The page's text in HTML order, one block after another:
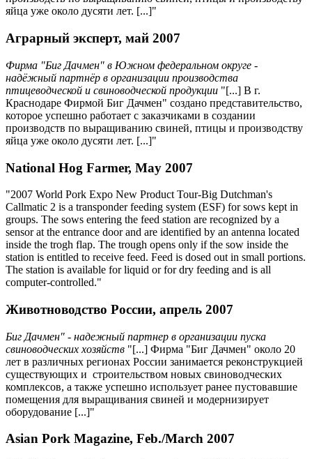
яйца уже около дусяти лет. [...]"
Аграрный эксперт, май 2007
Фирма "Биг Дачмен" в Южном федеральном округе -
надёжный партнёр в организации производства
птицеводческой и свиноводческой продукции "[...] В г.
Краснодаре Фирмой Биг Дачмен" создано представительство,
которое успешно работает с заказчиками в создании
производств по выращиванию свиней, птицы и производству
яйца уже около дусяти лет. [...]"
National Hog Farmer, May 2007
"2007 World Pork Expo New Product Tour-Big Dutchman's
Callmatic 2 is a transponder feeding system (ESF) for sows kept in
groups. The sows entering the feed station are recognized by a
sensor at the entrance door and are identified by an antenna located
inside the trogh flap. The trough opens only if the sow inside the
station is entitled to receive feed. Feed is dosed out in small portions.
The station is available for liquid or for dry feeding and is all
computer-controlled."
Животноводство России, апрель 2007
Биг Дачмен" - надежный партнер в организации пуска
свиноводческих хозяйств "[...] Фирма "Биг Дачмен" около 20
лет в различных регионах России занимается реконструкцией
существующих и строительством новых свиноводческих
комплексов, а также успешно использует ранее пустовавшие
помещения для выращивания свиней и модернизирует
оборудование [...]"
Asian Pork Magazine, Feb./March 2007